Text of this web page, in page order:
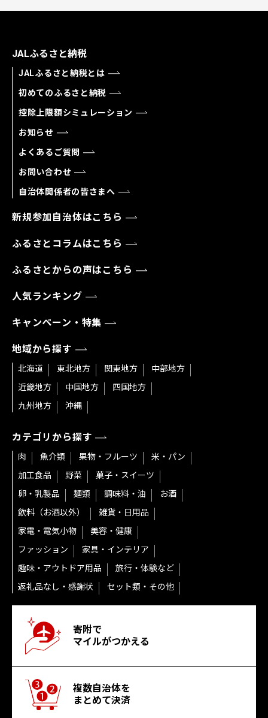
JALふるさと納税
JALふるさと納税とは
初めてのふるさと納税
控除上限額シミュレーション
お知らせ
よくあるご質問
お問い合わせ
自治体関係者の皆さまへ
新規参加自治体はこちら
ふるさとコラムはこちら
ふるさとからの声はこちら
人気ランキング
キャンペーン・特集
地域から探す
北海道 東北地方 関東地方
中部地方
近畿地方
中国地方
四国地方
九州地方
沖縄
カテゴリから探す
肉 魚介類 果物・フルーツ
米・パン
加工食品
野菜
菓子・スイーツ
卵・乳製品
麺類 調味料・油
お酒
飲料（お酒以外）
雑貨・日用品
家電・電気小物
美容・健康
ファッション
家具・インテリア
趣味・アウトドア用品
旅行・体験など
返礼品なし・感謝状
セット類・その他
寄附で
マイルがつかえる
複数自治体を
まとめて決済